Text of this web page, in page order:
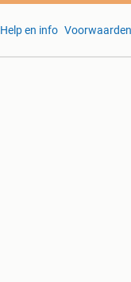
Help en info Voorwaarden